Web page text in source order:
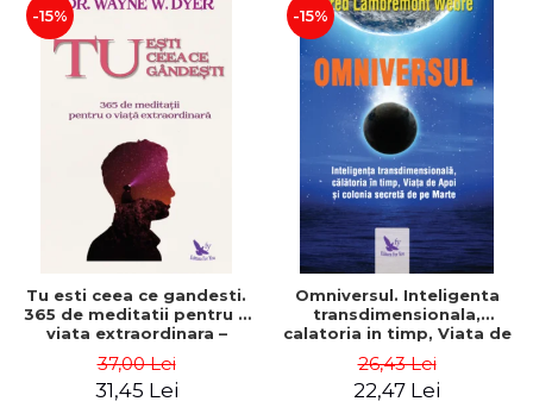
-15%
Tu esti ceea ce gandesti.
365 de meditatii pentru o
viata extraordinara –
37,00 Lei
31,45 Lei
-15%
Omniversul. Inteligenta
transdimensionala,
calatoria in timp, Viata de
pe Marte – Alfred
Lambremont Webre
26,43 Lei
22,47 Lei